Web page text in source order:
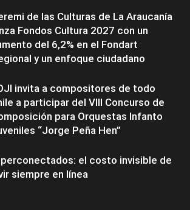
de las Culturas de La Araucanía
Fondos Cultura 2027 con un
del 6,2% en el Fondart
y un enfoque ciudadano
invita a compositores de todo
a participar del VIII Concurso de
para Orquestas Infanto
“Jorge Peña Hen”
el costo invisible de
siempre en línea